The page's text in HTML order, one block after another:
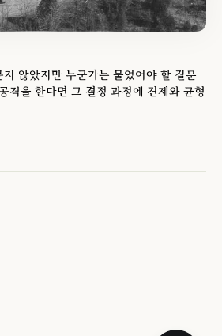
않았지만 누군가는 물었어야 할 질문
격을 한다면 그 결정 과정에 견제와 균형